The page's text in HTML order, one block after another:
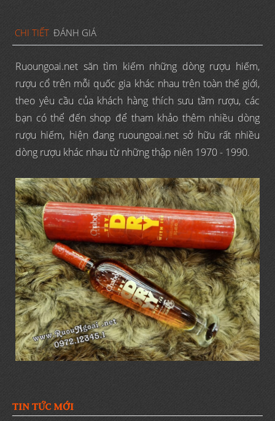
CHI TIẾT ĐÁNH GIÁ
Ruoungoai.net săn tìm kiếm những dòng rượu hiếm,
rượu cổ trên mỗi quốc gia khác nhau trên toàn thế giới,
theo yêu cầu của khách hàng thích sưu tầm rượu, các
bạn có thể đến shop để tham khảo thêm nhiều dòng
rượu hiếm, hiện đang ruoungoai.net sở hữu rất nhiều
dòng rượu khác nhau từ những thập niên 1970 - 1990.
TIN TỨC MỚI